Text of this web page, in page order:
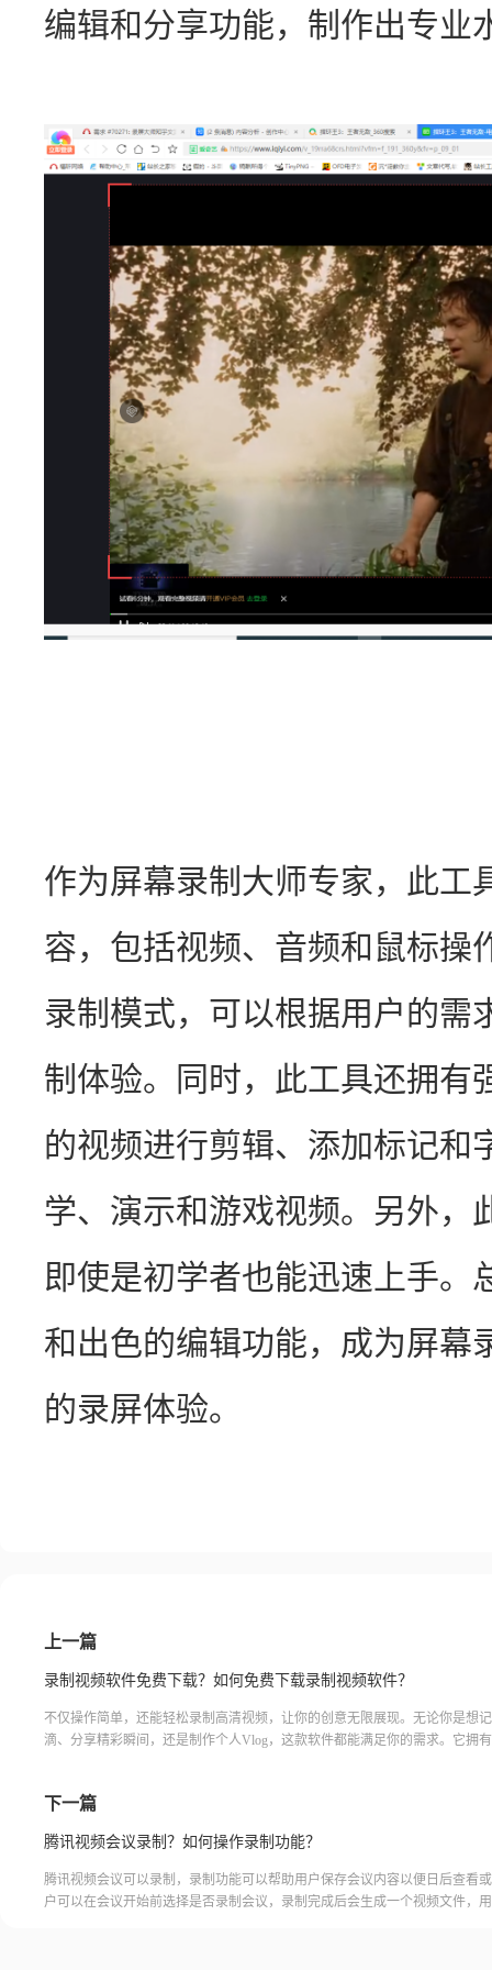
编辑和分享功能，制作出专业
作为屏幕录制大师专家，此工
容，包括视频、音频和鼠标操
录制模式，可以根据用户的需
制体验。同时，此工具还拥有
的视频进行剪辑、添加标记和
学、演示和游戏视频。另外，
即使是初学者也能迅速上手。
和出色的编辑功能，成为屏幕
的录屏体验。
上一篇
录制视频软件免费下载？如何免费下载录制视频软件？
不仅操作简单，还能轻松录制高清视频，让你的创意无限展现。无论你是想
滴、分享精彩瞬间，还是制作个人Vlog，这款软件都能满足你的需求。它拥
干扰，保证你的创作过程愉快顺利。赶紧来下载吧，让你的视频制作之路更
下一篇
腾讯视频会议录制？如何操作录制功能？
腾讯视频会议可以录制，录制功能可以帮助用户保存会议内容以便日后查看
户可以在会议开始前选择是否录制会议，录制完成后会生成一个视频文件，